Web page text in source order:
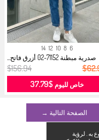
به . لرؤية
6
8
10
12
14
صدرية مبطنة 71152-02 أزرق فاتح...
$156.94
خاص لليوم$37.79
الصفحة التالية →